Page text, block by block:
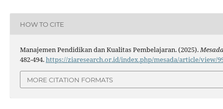
HOW TO CITE
Manajemen Pendidikan dan Kualitas Pembelajaran. (2025).
482-494.https://ziaresearch.or.id/index.php/mesada/article/view/
MORE CITATION FORMATS